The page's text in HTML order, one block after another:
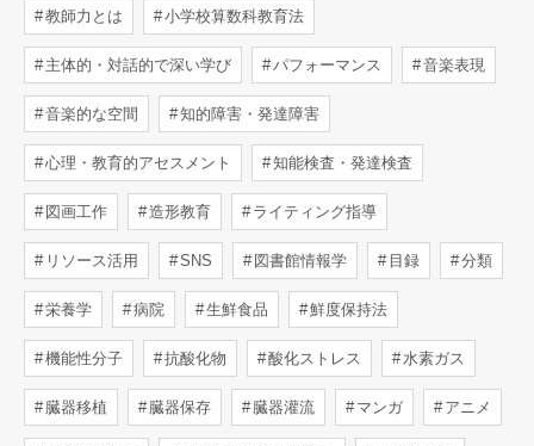
教師力とは 小学校算数科教育法
主体的・対話的で深い学び パフォーマンス 音楽表現
音楽的な空間 知的障害・発達障害
心理・教育的アセスメント 知能検査・発達検査
図画工作 造形教育 ライティング指導
リソース活用 SNS 図書館情報学 目録 分類
栄養学 病院 生鮮食品 鮮度保持法
機能性分子 抗酸化物 酸化ストレス 水素ガス
臓器移植 臓器保存 臓器灌流 マンガ アニメ